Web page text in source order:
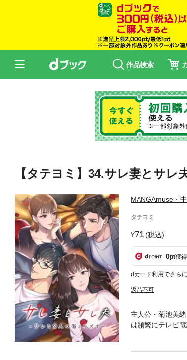
作品検索
【タテヨミ】34.サレ妻とサレ
MANGAmuse・
タテヨミ
71(税込)
0pt獲得
dカード利用でさら
返品不可
主人公・菊池美
は頻繁にテレビ
「私たちそろそ